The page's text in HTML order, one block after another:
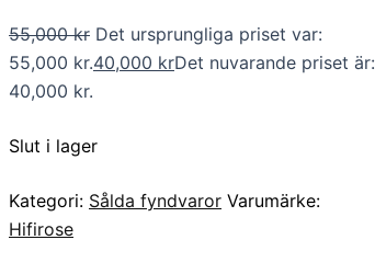
55,000kr Det ursprungliga priset var:
55,000 kr.40,000 krDet nuvarande priset är:
40,000 kr.
Slut i lager
Kategori: Sålda fyndvaror Varumärke:
Hifirose